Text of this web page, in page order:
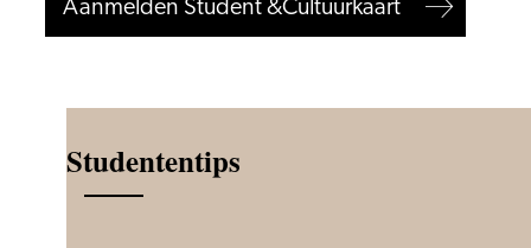
Aanmelden Student &Cultuurkaart
Studententips